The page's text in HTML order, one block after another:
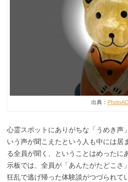
出典： PhotoAC
心霊スポットにありがちな「うめき声
いう声が聞こえたという人も中には居
る全員が聞く、ということはめったに
示板では、全員が「あんたがたどこさ
狂乱で逃げ帰った体験談がつづられて